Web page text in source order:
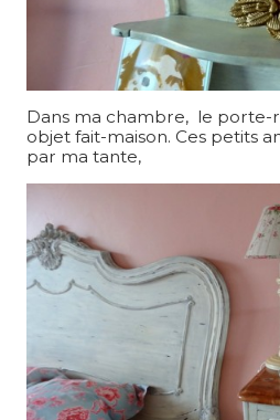
Dans ma chambre, le porte-
objet fait-maison. Ces petits
par ma tante,